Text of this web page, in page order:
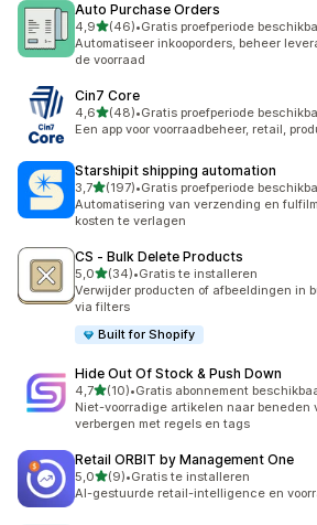
Auto Purchase Orders
4,9van 5 sterren
(46)
46 recensies in totaal
•Gratis proefperiode
Automatiseer inkooporders, beheer
de voorraad
Cin7 Core
4,6van 5 sterren
(48)
48 recensies in totaal
•Gratis proefperiode
Een app voor voorraadbeheer, retail,
Starshipit shipping automation
3,7van 5 sterren
(197)
197 recensies in totaal
•Gratis proefperiode
Automatisering van verzending en
kosten te verlagen
CS ‑ Bulk Delete Products
5,0van 5 sterren
(34)
34 recensies in totaal
•Gratis te installeren
Verwijder producten of afbeeldingen in
via filters
Built for Shopify
Hide Out Of Stock & Push Down
4,7van 5 sterren
(10)
10 recensies in totaal
•Gratis abonnement
Niet-voorradige artikelen naar beneden
verbergen met regels en tags
Retail ORBIT by Management One
5,0van 5 sterren
(9)
9 recensies in totaal
•Gratis te installeren
AI-gestuurde retail-intelligence en